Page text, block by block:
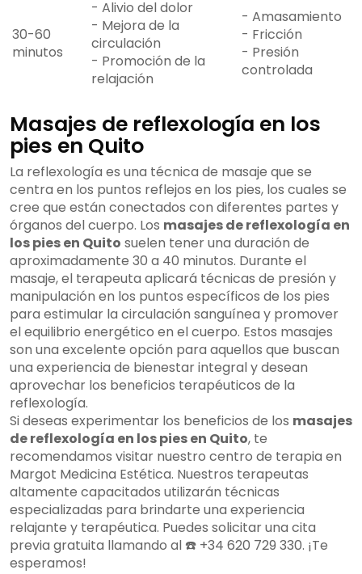
30-60
minutos
- Alivio del dolor
- Mejora de la
circulación
- Promoción de la
relajación
- Amasamiento
- Fricción
- Presión
controlada
Masajes de reflexología en los
pies en Quito
La reflexología es una técnica de masaje que se
centra en los puntos reflejos en los pies, los cuales se
cree que están conectados con diferentes partes y
órganos del cuerpo. Los masajes de reflexología en
los pies en Quito suelen tener una duración de
aproximadamente 30 a 40 minutos. Durante el
masaje, el terapeuta aplicará técnicas de presión y
manipulación en los puntos específicos de los pies
para estimular la circulación sanguínea y promover
el equilibrio energético en el cuerpo. Estos masajes
son una excelente opción para aquellos que buscan
una experiencia de bienestar integral y desean
aprovechar los beneficios terapéuticos de la
reflexología.
Si deseas experimentar los beneficios de los masajes
de reflexología en los pies en Quito, te
recomendamos visitar nuestro centro de terapia en
Margot Medicina Estética. Nuestros terapeutas
altamente capacitados utilizarán técnicas
especializadas para brindarte una experiencia
relajante y terapéutica. Puedes solicitar una cita
previa gratuita llamando al ☎️ +34 620 729 330. ¡Te
esperamos!